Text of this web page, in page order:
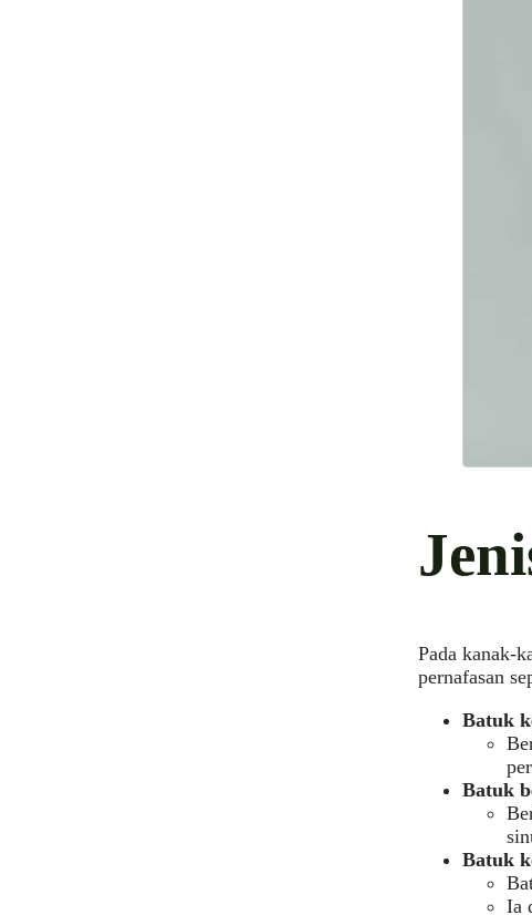
Pada kanak-
pernafasan
Batuk
Batuk
Batuk
Ia